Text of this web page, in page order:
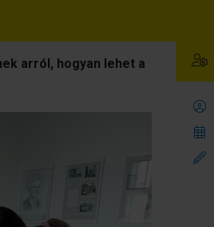
arról, hogyan lehet a